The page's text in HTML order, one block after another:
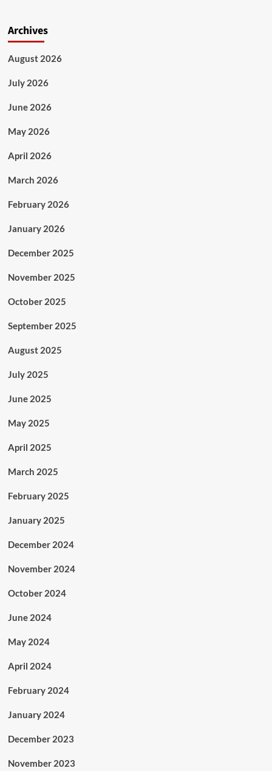
Archives
August 2026
July 2026
June 2026
May 2026
April 2026
March 2026
February 2026
January 2026
December 2025
November 2025
October 2025
September 2025
August 2025
July 2025
June 2025
May 2025
April 2025
March 2025
February 2025
January 2025
December 2024
November 2024
October 2024
June 2024
May 2024
April 2024
February 2024
January 2024
December 2023
November 2023